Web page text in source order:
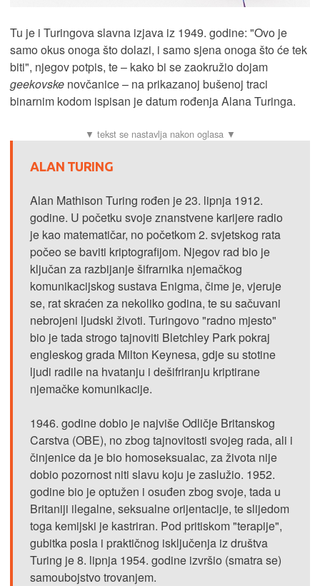
Tu je i Turingova slavna izjava iz 1949. godine: "Ovo je
samo okus onoga što dolazi, i samo sjena onoga što će tek
biti", njegov potpis, te – kako bi se zaokružio dojam
geekovske novčanice – na prikazanoj bušenoj traci
binarnim kodom ispisan je datum rođenja Alana Turinga.
ALAN TURING
Alan Mathison Turing rođen je 23. lipnja 1912.
godine. U početku svoje znanstvene karijere radio
je kao matematičar, no početkom 2. svjetskog rata
počeo se baviti kriptografijom. Njegov rad bio je
ključan za razbijanje šifrarnika njemačkog
komunikacijskog sustava Enigma, čime je, vjeruje
se, rat skraćen za nekoliko godina, te su sačuvani
nebrojeni ljudski životi. Turingovo "radno mjesto"
bio je tada strogo tajnoviti Bletchley Park pokraj
engleskog grada Milton Keynesa, gdje su stotine
ljudi radile na hvatanju i dešifriranju kriptirane
njemačke komunikacije.
1946. godine dobio je najviše Odličje Britanskog
Carstva (OBE), no zbog tajnovitosti svojeg rada, ali i
činjenice da je bio homoseksualac, za života nije
dobio pozornost niti slavu koju je zaslužio. 1952.
godine bio je optužen i osuđen zbog svoje, tada u
Britaniji ilegalne, seksualne orijentacije, te slijedom
toga kemijski je kastriran. Pod pritiskom "terapije",
gubitka posla i praktičnog isključenja iz društva
Turing je 8. lipnja 1954. godine izvršio (smatra se)
samoubojstvo trovanjem.